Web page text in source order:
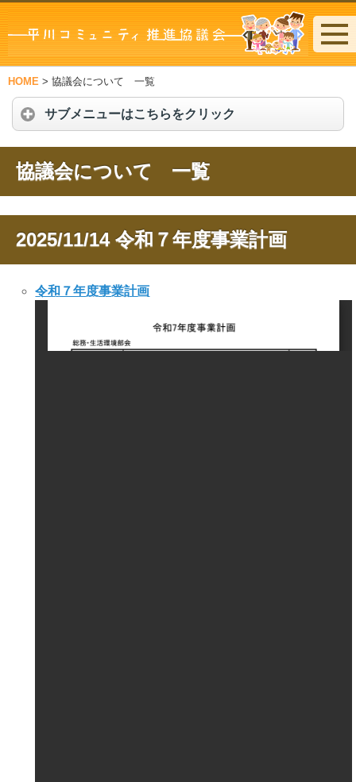
HOME > 協議会について 一覧
サブメニューはこちらをクリック
協議会について 一覧
2025/11/14 令和７年度事業計画
令和７年度事業計画